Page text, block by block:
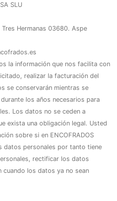
SLU
Hermanas 03680. Aspe
la información que nos facilita con
realizar la facturación del
se conservarán mientras se
los años necesarios para
Los datos no se ceden a
exista una obligación legal. Usted
sobre si en ENCOFRADOS
datos personales por tanto tiene
rectificar los datos
los datos ya no sean